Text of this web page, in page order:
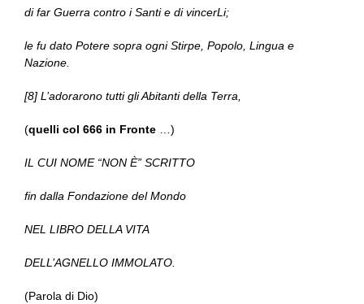
di far Guerra contro i Santi e di vincerLi;
le fu dato Potere sopra ogni Stirpe, Popolo, Lingua e
Nazione.
[8] L’adorarono tutti gli Abitanti della Terra,
(quelli col 666 in Fronte …)
IL CUI NOME “NON È” SCRITTO
fin dalla Fondazione del Mondo
NEL LIBRO DELLA VITA
DELL’AGNELLO IMMOLATO.
(Parola di Dio)